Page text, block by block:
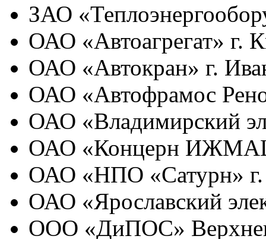
ЗАО
ОАО «Автоагрегат» г.
ОАО «Автокран» г.
ОАО «Автофрамос
ОАО «Владимирский
ОАО «Концерн
ОАО «НПО «Сатурн»
ОАО «Ярославский
ООО «ДиПОС»